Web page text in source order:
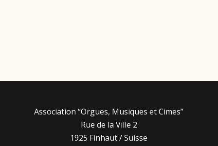
Association “Orgues, Musiques et Cimes”
Rue de la Ville 2
1925 Finhaut / Suisse